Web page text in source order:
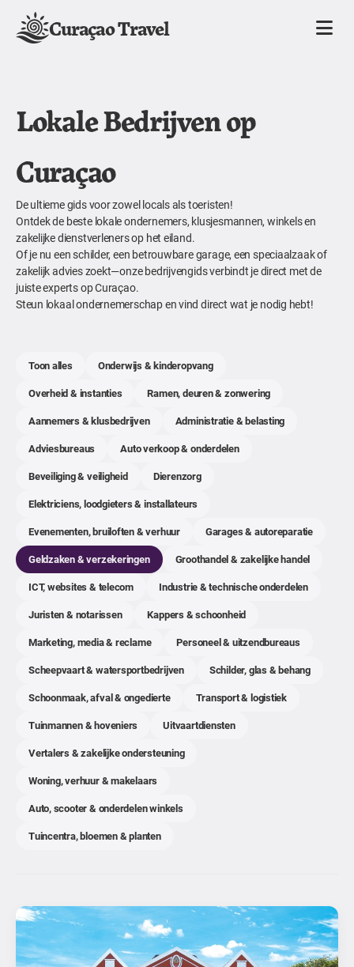
Curaçao Travel
Lokale Bedrijven op
Curaçao
De ultieme gids voor zowel locals als toeristen!
Ontdek de beste lokale ondernemers, klusjesmannen, winkels en
zakelijke dienstverleners op het eiland.
Of je nu een schilder, een betrouwbare garage, een speciaalzaak of
zakelijk advies zoekt—onze bedrijvengids verbindt je direct met de
juiste experts op Curaçao.
Steun lokaal ondernemerschap en vind direct wat je nodig hebt!
Toon alles
Onderwijs & kinderopvang
Overheid & instanties
Ramen, deuren & zonwering
Aannemers & klusbedrijven
Administratie & belasting
Adviesbureaus
Auto verkoop & onderdelen
Beveiliging & veiligheid
Dierenzorg
Elektriciens, loodgieters & installateurs
Evenementen, bruiloften & verhuur
Garages & autoreparatie
Geldzaken & verzekeringen
Groothandel & zakelijke handel
ICT, websites & telecom
Industrie & technische onderdelen
Juristen & notarissen
Kappers & schoonheid
Marketing, media & reclame
Personeel & uitzendbureaus
Scheepvaart & watersportbedrijven
Schilder, glas & behang
Schoonmaak, afval & ongedierte
Transport & logistiek
Tuinmannen & hoveniers
Uitvaartdiensten
Vertalers & zakelijke ondersteuning
Woning, verhuur & makelaars
Auto, scooter & onderdelen winkels
Tuincentra, bloemen & planten